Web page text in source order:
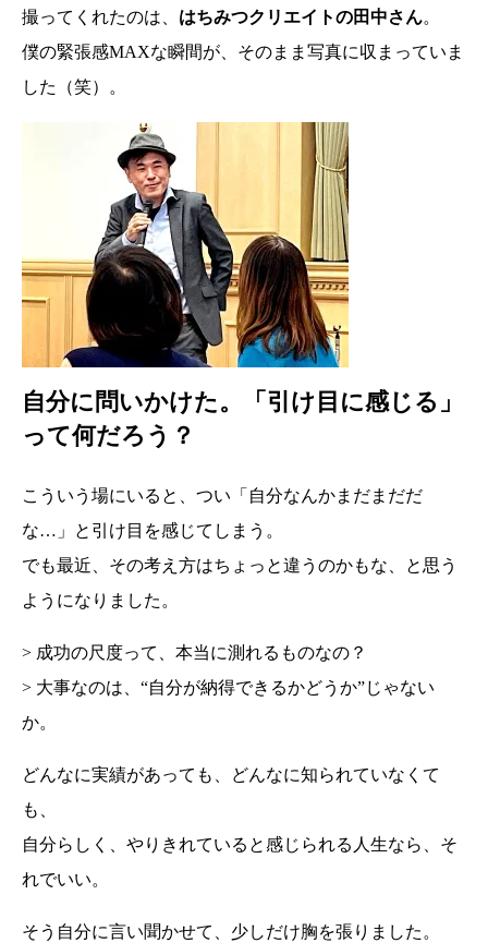
撮ってくれたのは、 はちみつクリエイトの田中さん。
僕の緊張感MAXな瞬間が、そのまま写真に収まっていま
した（笑）。
自分に問いかけた。「引け目に感じる」
って何だろう？
こういう場にいると、つい「自分なんかまだまだだ
な…」と引け目を感じてしまう。
でも最近、その考え方はちょっと違うのかもな、と思う
ようになりました。
> 成功の尺度って、本当に測れるものなの？
> 大事なのは、“自分が納得できるかどうか”じゃない
か。
どんなに実績があっても、どんなに知られていなくて
も、
自分らしく、やりきれていると感じられる人生なら、そ
れでいい。
そう自分に言い聞かせて、少しだけ胸を張りました。